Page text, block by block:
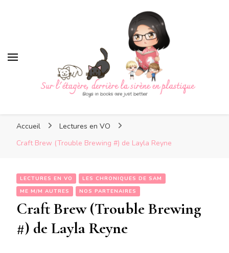
Sur l'étagère, derrière la
sirène en plastique
sirène en plastique
Accueil
Lectures en VO
Craft Brew (Trouble Brewing #) de Layla Reyne
LECTURES EN VO
LES CHRONIQUES DE SAM
ME M/M AUTRES
NOS PARTENAIRES
Craft Brew (Trouble Brewing
#) de Layla Reyne